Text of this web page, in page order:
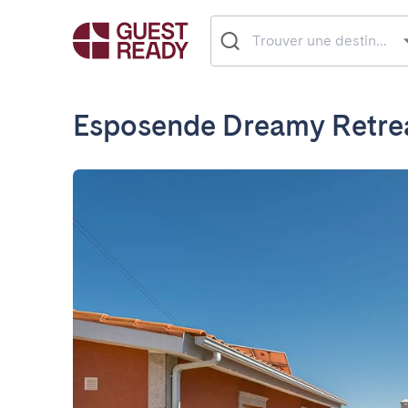
Esposende Dreamy